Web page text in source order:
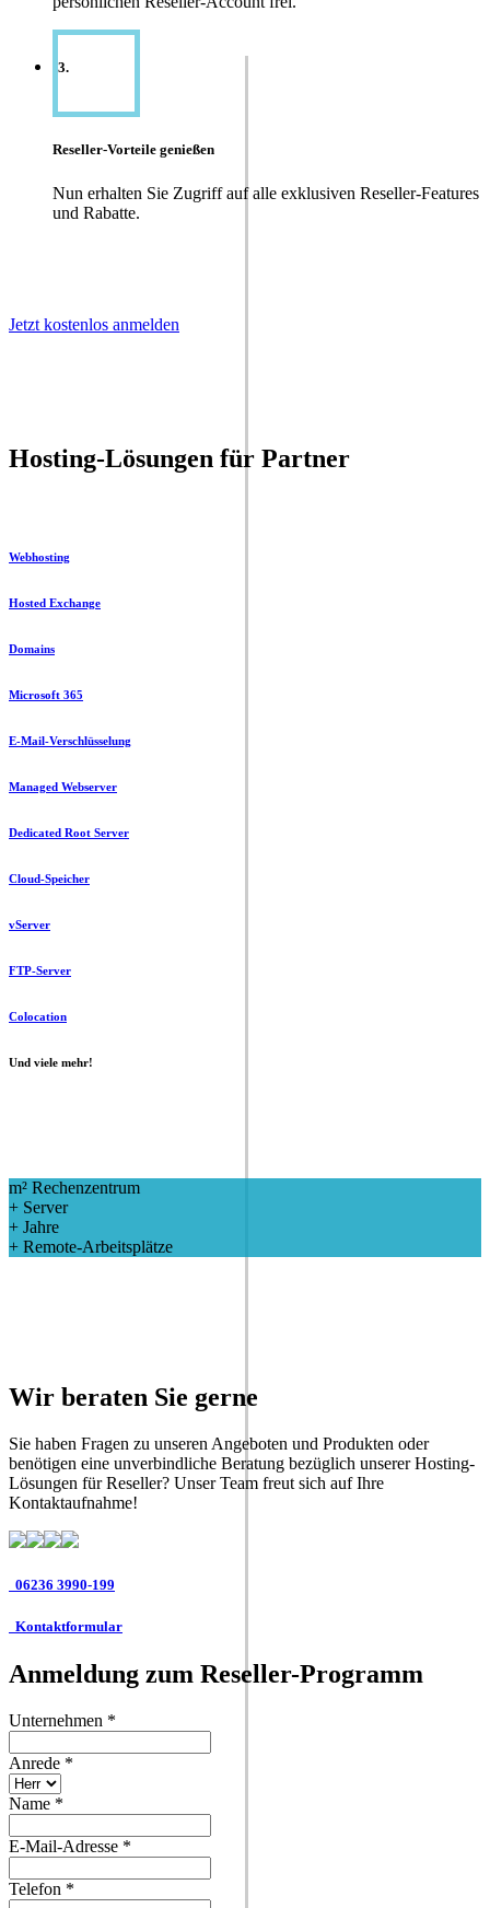
3.
Reseller-Vorteile genießen
Nun erhalten Sie Zugriff auf alle exklusiven Reseller-Features
und Rabatte.
Jetzt kostenlos anmelden
Hosting-Lösungen für Partner
Webhosting
Hosted Exchange
Domains
Microsoft 365
E-Mail-Verschlüsselung
Managed Webserver
Dedicated Root Server
Cloud-Speicher
vServer
FTP-Server
Colocation
Und viele mehr!
m² Rechenzentrum
+ Server
+ Jahre
+ Remote-Arbeitsplätze
Wir beraten Sie gerne
Sie haben Fragen zu unseren Angeboten und Produkten oder
benötigen eine unverbindliche Beratung bezüglich unserer Hosting-
Lösungen für Reseller? Unser Team freut sich auf Ihre
Kontaktaufnahme!
06236 3990-199
Kontaktformular
Anmeldung zum Reseller-Programm
Unternehmen *
Anrede *
Name *
E-Mail-Adresse *
Telefon *